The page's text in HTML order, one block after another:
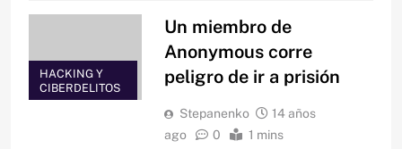
HACKING Y
CIBERDELITOS
Un miembro de
Anonymous corre
peligro de ir a prisión
Stepanenko
14 años
ago
0 1 mins